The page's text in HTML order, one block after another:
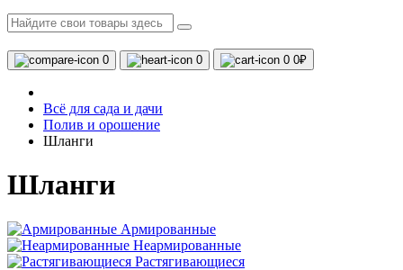
0 0 0 0₽
Всё для сада и дачи
Полив и орошение
Шланги
Шланги
Армированные
Неармированные
Растягивающиеся